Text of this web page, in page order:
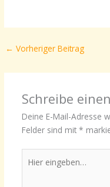
← Vorheriger Beitrag
Schreibe
Deine E-Mail-Adresse
Felder sind mit *
eingeben…